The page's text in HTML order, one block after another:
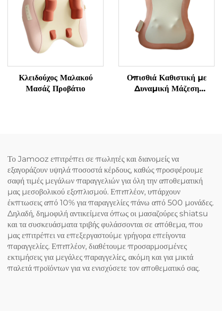
Κλειδούχος Μαλακού
Μασάζ Προβάτιο
Οπισθιά Καθιστική με
Δυναμική Μάζεση
Το Jamooz επιτρέπει σε πωλητές και διανομείς να
εξαγοράζουν υψηλά ποσοστά κέρδους, καθώς προσφέρουμε
σαφή τιμές μεγάλων παραγγελιών για όλη την αποθεματική
μας μεσοβολικού εξοπλισμού. Επιπλέον, υπάρχουν
έκπτωσεις από 10% για παραγγελίες πάνω από 500 μονάδες.
Δηλαδή, δημοφιλή αντικείμενα όπως οι μασαζούρες shiatsu
και τα συσκευάσματα τριβής φυλάσσονται σε απόθεμα, που
μας επιτρέπει να επεξεργαστούμε γρήγορα επείγοντα
παραγγελίες. Επιπλέον, διαθέτουμε προσαρμοσμένες
εκτιμήσεις για μεγάλες παραγγελίες, ακόμη και για μικτά
παλετά προϊόντων για να ενισχύσετε τον αποθεματικό σας.